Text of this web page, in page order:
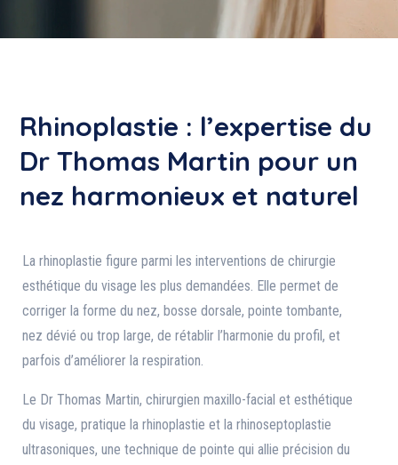
Rhinoplastie : l’expertise du
Dr Thomas Martin pour un
nez harmonieux et naturel
La rhinoplastie figure parmi les interventions de chirurgie
esthétique du visage les plus demandées. Elle permet de
corriger la forme du nez, bosse dorsale, pointe tombante,
nez dévié ou trop large, de rétablir l’harmonie du profil, et
parfois d’améliorer la respiration.
Le Dr Thomas Martin, chirurgien maxillo-facial et esthétique
du visage, pratique la rhinoplastie et la rhinoseptoplastie
ultrasoniques, une technique de pointe qui allie précision du